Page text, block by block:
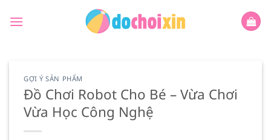
qua
GỢI Ý SẢN PHẨM
Đồ Chơi Robot Cho Bé – Vừa Chơi
Vừa Học Công Nghệ